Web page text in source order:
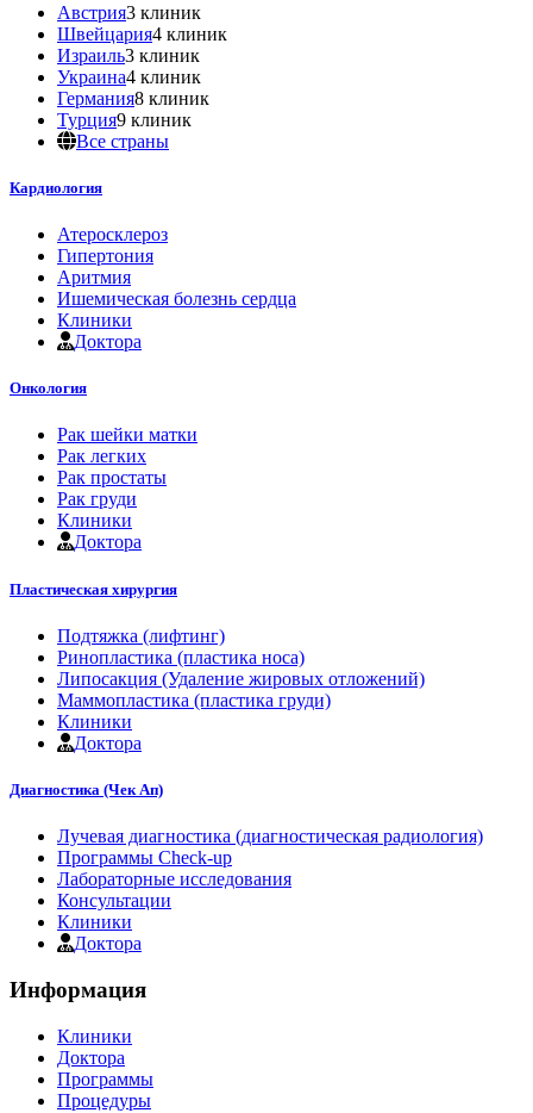
Австрия3 клиник
Швейцария4 клиник
Израиль3 клиник
Украина4 клиник
Германия8 клиник
Турция9 клиник
Все страны
Кардиология
Атеросклероз
Гипертония
Аритмия
Ишемическая болезнь сердца
Клиники
Доктора
Онкология
Рак шейки матки
Рак легких
Рак простаты
Рак груди
Клиники
Доктора
Пластическая хирургия
Подтяжка (лифтинг)
Ринопластика (пластика носа)
Липосакция (Удаление жировых отложений)
Маммопластика (пластика груди)
Клиники
Доктора
Диагностика (Чек Ап)
Лучевая диагностика (диагностическая радиология)
Программы Check-up
Лабораторные исследования
Консультации
Клиники
Доктора
Информация
Клиники
Доктора
Программы
Процедуры